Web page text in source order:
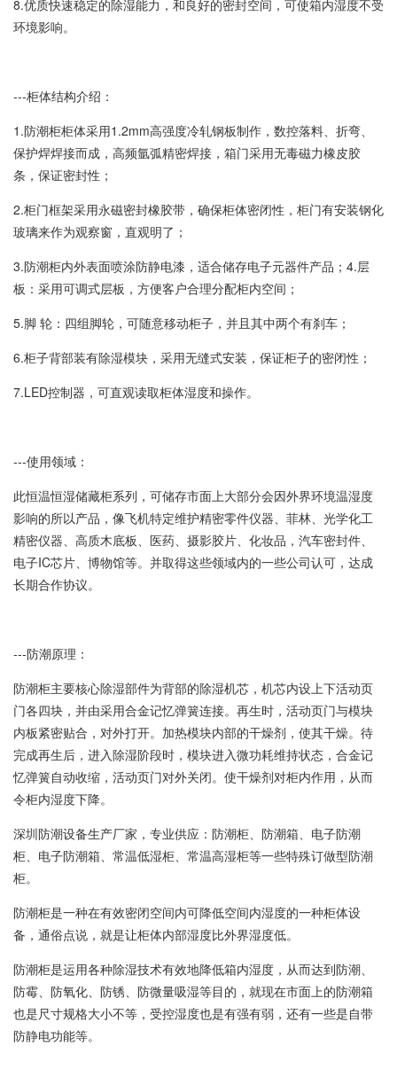
8.优质快速稳定的除湿能力，和良好的密封空间，可使箱内湿度不受
环境影响。
---柜体结构介绍：
1.防潮柜柜体采用1.2mm高强度冷轧钢板制作，数控落料、折弯、
保护焊焊接而成，高频氩弧精密焊接，箱门采用无毒磁力橡皮胶
条，保证密封性；
2.柜门框架采用永磁密封橡胶带，确保柜体密闭性，柜门有安装钢化
玻璃来作为观察窗，直观明了；
3.防潮柜内外表面喷涂防静电漆，适合储存电子元器件产品；4.层
板：采用可调式层板，方便客户合理分配柜内空间；
5.脚 轮：四组脚轮，可随意移动柜子，并且其中两个有刹车；
6.柜子背部装有除湿模块，采用无缝式安装，保证柜子的密闭性；
7.LED控制器，可直观读取柜体湿度和操作。
---使用领域：
此恒温恒湿储藏柜系列，可储存市面上大部分会因外界环境温湿度
影响的所以产品，像飞机特定维护精密零件仪器、菲林、光学化工
精密仪器、高质木底板、医药、摄影胶片、化妆品，汽车密封件、
电子IC芯片、博物馆等。并取得这些领域内的一些公司认可，达成
长期合作协议。
---防潮原理：
防潮柜主要核心除湿部件为背部的除湿机芯，机芯内设上下活动页
门各四块，并由采用合金记忆弹簧连接。再生时，活动页门与模块
内板紧密贴合，对外打开。加热模块内部的干燥剂，使其干燥。待
完成再生后，进入除湿阶段时，模块进入微功耗维持状态，合金记
忆弹簧自动收缩，活动页门对外关闭。使干燥剂对柜内作用，从而
令柜内湿度下降。
深圳防潮设备生产厂家，专业供应：防潮柜、防潮箱、电子防潮
柜、电子防潮箱、常温低湿柜、常温高湿柜等一些特殊订做型防潮
柜。
防潮柜是一种在有效密闭空间内可降低空间内湿度的一种柜体设
备，通俗点说，就是让柜体内部湿度比外界湿度低。
防潮柜是运用各种除湿技术有效地降低箱内湿度，从而达到防潮、
防霉、防氧化、防锈、防微量吸湿等目的，就现在市面上的防潮箱
也是尺寸规格大小不等，受控湿度也是有强有弱，还有一些是自带
防静电功能等。